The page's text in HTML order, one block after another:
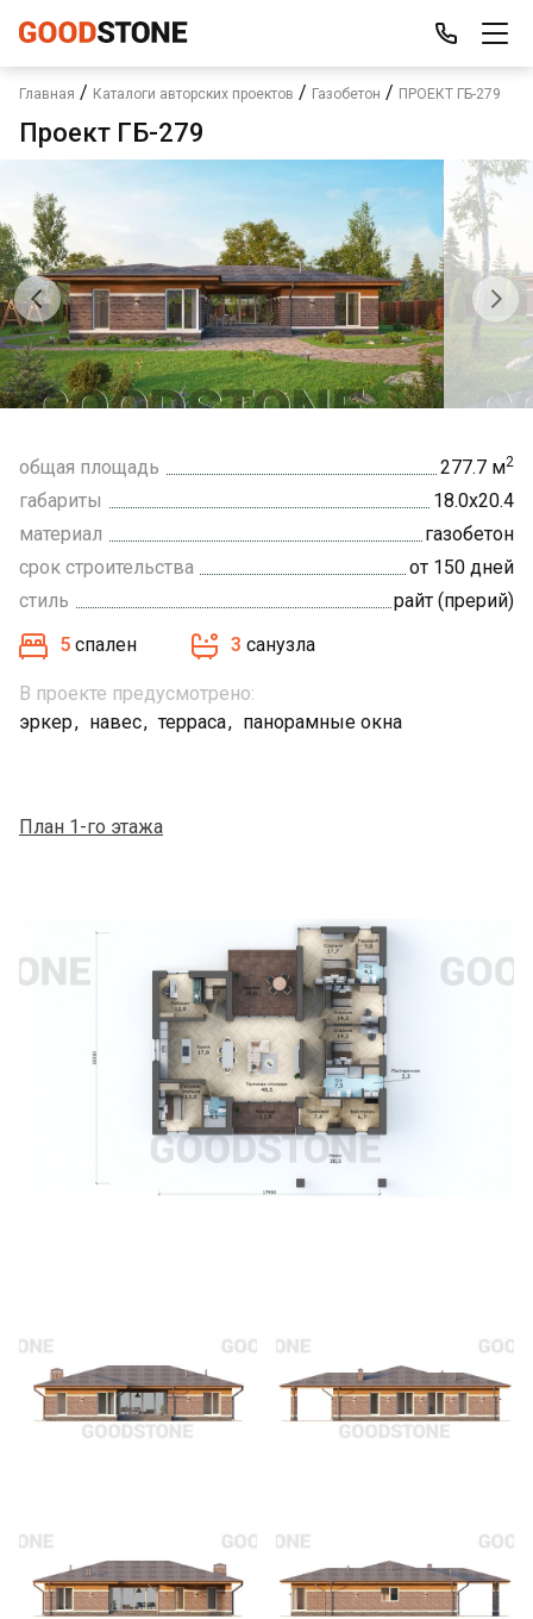
Главная / Каталоги авторских проектов / Газобетон / ПРОЕКТ ГБ-279
Проект ГБ-279
общая площадь 277.7 м2
габариты
18.0х20.4
материал
газобетон
срок строительства
от 150 дней
стиль
райт (прерий)
5 спален 3 санузла
В проекте предусмотрено:
эркер
навес терраса панорамные окна
План 1-го этажа